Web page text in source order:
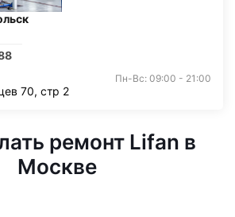
Пн-Вс: 09:00 - 21:00
70, стр 2
ремонт Lifan в
Москве